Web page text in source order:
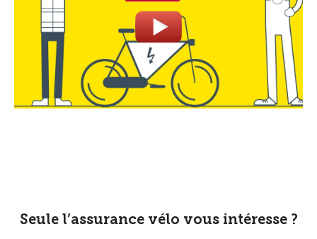
Seule l’assurance vélo vous intéresse ?